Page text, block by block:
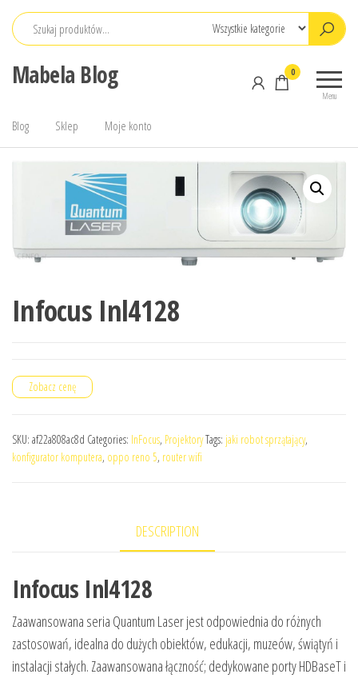
Przejdź
Mabela Blog
Menu
0
Blog Sklep Moje konto
Infocus Inl4128
Zobacz cenę
SKU: af22a808ac8d Categories: InFocus, ProjektoryTags: jaki robot sprzątający,
konfigurator komputera, oppo reno 5, router wifi
DESCRIPTION
Infocus Inl4128
Zaawansowana seria Quantum Laser jest odpowiednia do różnych
zastosowań, idealna do dużych obiektów, edukacji, muzeów, świątyń i
instalacji stałych. Zaawansowana łączność; dedykowane porty HDBaseT i